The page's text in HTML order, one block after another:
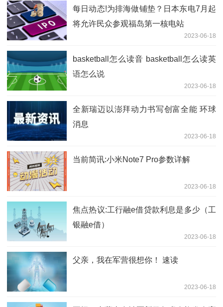
每日动态!为排海做铺垫？日本东电7月起
将允许民众参观福岛第一核电站
2023-06-18
basketball怎么读音 basketball怎么读英
语怎么说
2023-06-18
全新瑞迈以澎拜动力书写创富全能 环球
消息
2023-06-18
当前简讯:小米Note7 Pro参数详解
2023-06-18
焦点热议:工行融e借贷款利息是多少（工
银融e借）
2023-06-18
父亲，我在军营很想你！ 速读
2023-06-18